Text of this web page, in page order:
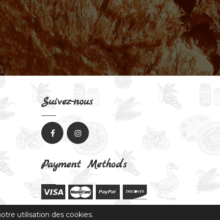
Suivez-nous
Payment Methods
utilisation des cookies.